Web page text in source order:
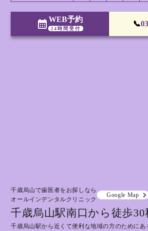
calendar_month WEB予約
24時間受付
📞
千歳烏山で歯医者をお探しなら
オールインデンタルクリニック
Google Map
千歳烏山駅南口から徒歩30
千歳烏山駅から近くて便利な地域の方のためにあ